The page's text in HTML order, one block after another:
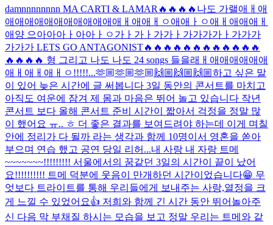
damnnnnnnnn MA CARTI & LAMAR🔥🔥🔥🔥나도 가랠애ㅐ애
애애애애애애애애애애애애ㅐ애애ㅐㅇ애애ㅏㅇ애ㅐ애애애ㅐ
애양 으아아아ㅏ아아ㅏㅇ가ㅏ가ㅏ가가ㅏ가가가가ㅏ가가가
가가가 LETS GO ANTAGONIST🔥🔥🔥🔥🔥🔥🔥🔥🔥🔥🔥🔥
🔥🔥🔥🔥 형 그리고 나도 나도 24 songs 들을래ㅐ애애애애애애
애ㅐ애ㅐ애ㅐㅇ!!!!!...🫶🏼🫶🏼🫶🏼🙌🏼🙌🏼🙌🏼하고 싶은 말
이 있어 늦은 시간에 글 써봅니다 3일 동안의 콘서트를 마치고
아직도 여운에 잠겨 제 몸과 마음은 뛰어 놀고 있습니다 작년
콘서트 보다 올해 콘서트 준비 시간이 짧아서 걱정을 정말 많
이 했어요 ㅠ.. ㅎ 더 좋은 결과를 보여드려야 하는데 이게 며칠
안에 정리가 다 될까 라는 생각과 함께 10명이서 영혼을 쏟아
부으며 연습 했고 공연 당일 리허...내 사랑 내 자랑 트메
~~~~~~~!!!!!!!!! 서울에서의 꿈같던 3일의 시간이 끝이 났어
요!!!!!!!!!! 트메 덕분에 웃음이 만개하던 시간이었습니다😁 무
엇보다 트라이트를 통해 우리들에게 보내주는 사랑,열정을 크
게 느낄 수 있었어요👍 저희와 함께 긴 시간 동안 뛰어놀아주
신 다음 막 부채질 하시는 모습을 보고 정말 우리는 트메와 같